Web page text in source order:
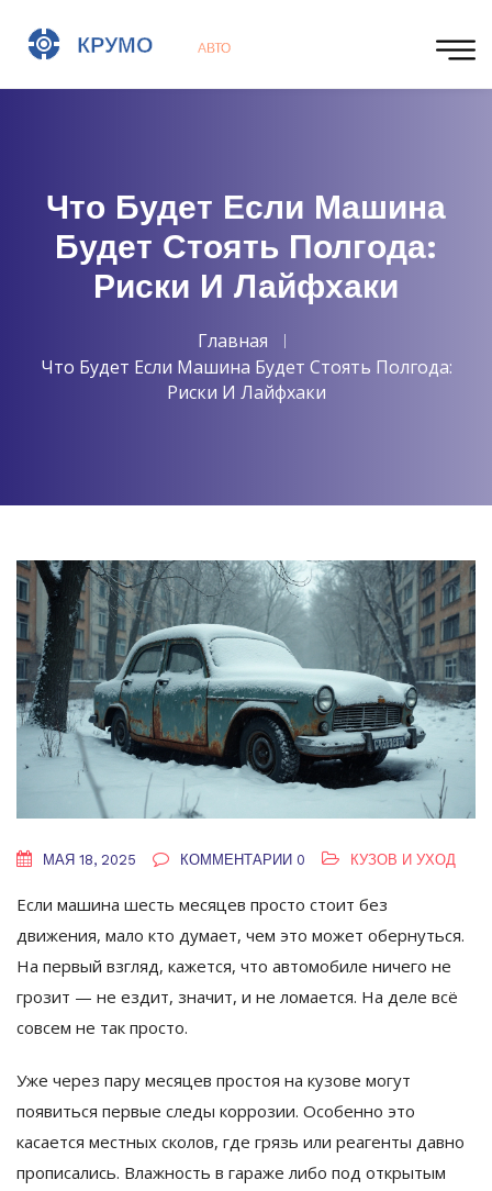
Что Будет Если Машина
Будет Стоять Полгода:
Риски И Лайфхаки
Главная
Что Будет Если Машина Будет Стоять Полгода:
Риски И Лайфхаки
МАЯ 18, 2025 КОММЕНТАРИИ 0 КУЗОВ И УХОД
Если машина шесть месяцев просто стоит без
движения, мало кто думает, чем это может обернуться.
На первый взгляд, кажется, что автомобиле ничего не
грозит — не ездит, значит, и не ломается. На деле всё
совсем не так просто.
Уже через пару месяцев простоя на кузове могут
появиться первые следы коррозии. Особенно это
касается местных сколов, где грязь или реагенты давно
прописались. Влажность в гараже либо под открытым